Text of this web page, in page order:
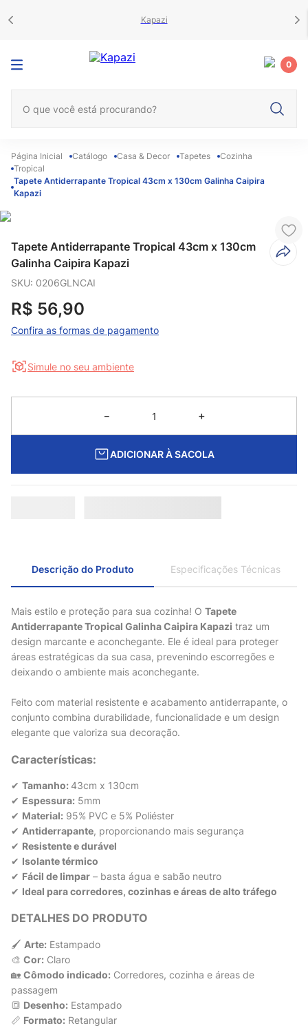
Kapazi
0
Catálogo Casa & Decor Tapetes
Cozinha
Tropical
Tapete Antiderrapante Tropical 43cm x 130cm Galinha Caipira
Kapazi
Tapete Antiderrapante Tropical 43cm x 130cm
Galinha Caipira Kapazi
SKU: 0206GLNCAI
R$ 56,90
Confira as formas de pagamento
Simule no seu ambiente
＋
－
ADICIONAR À SACOLA
Descrição do Produto Especificações Técnicas
Mais estilo e proteção para sua cozinha! O Tapete
Antiderrapante Tropical Galinha Caipira Kapazi traz um
design marcante e aconchegante. Ele é ideal para proteger
áreas estratégicas da sua casa, prevenindo escorregões e
deixando o ambiente mais aconchegante.
Feito com material resistente e acabamento antiderrapante, o
conjunto combina durabilidade, funcionalidade e um design
elegante que valoriza sua decoração.
Características:
✔ Tamanho: 43cm x 130cm
✔ Espessura: 5mm
✔ Material: 95% PVC e 5% Poliéster
✔ Antiderrapante, proporcionando mais segurança
✔ Resistente e durável
✔ Isolante térmico
✔ Fácil de limpar – basta água e sabão neutro
✔ Ideal para corredores, cozinhas e áreas de alto tráfego
DETALHES DO PRODUTO
🖌 Arte: Estampado
🎨 Cor: Claro
🏡 Cômodo indicado: Corredores, cozinha e áreas de
passagem
🔳 Desenho: Estampado
📏 Formato: Retangular